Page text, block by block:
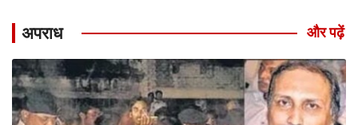
अपराध और पढ़ें